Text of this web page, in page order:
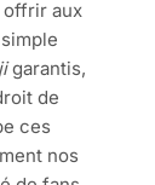
offrir aux
garantis,
de
ces
nos